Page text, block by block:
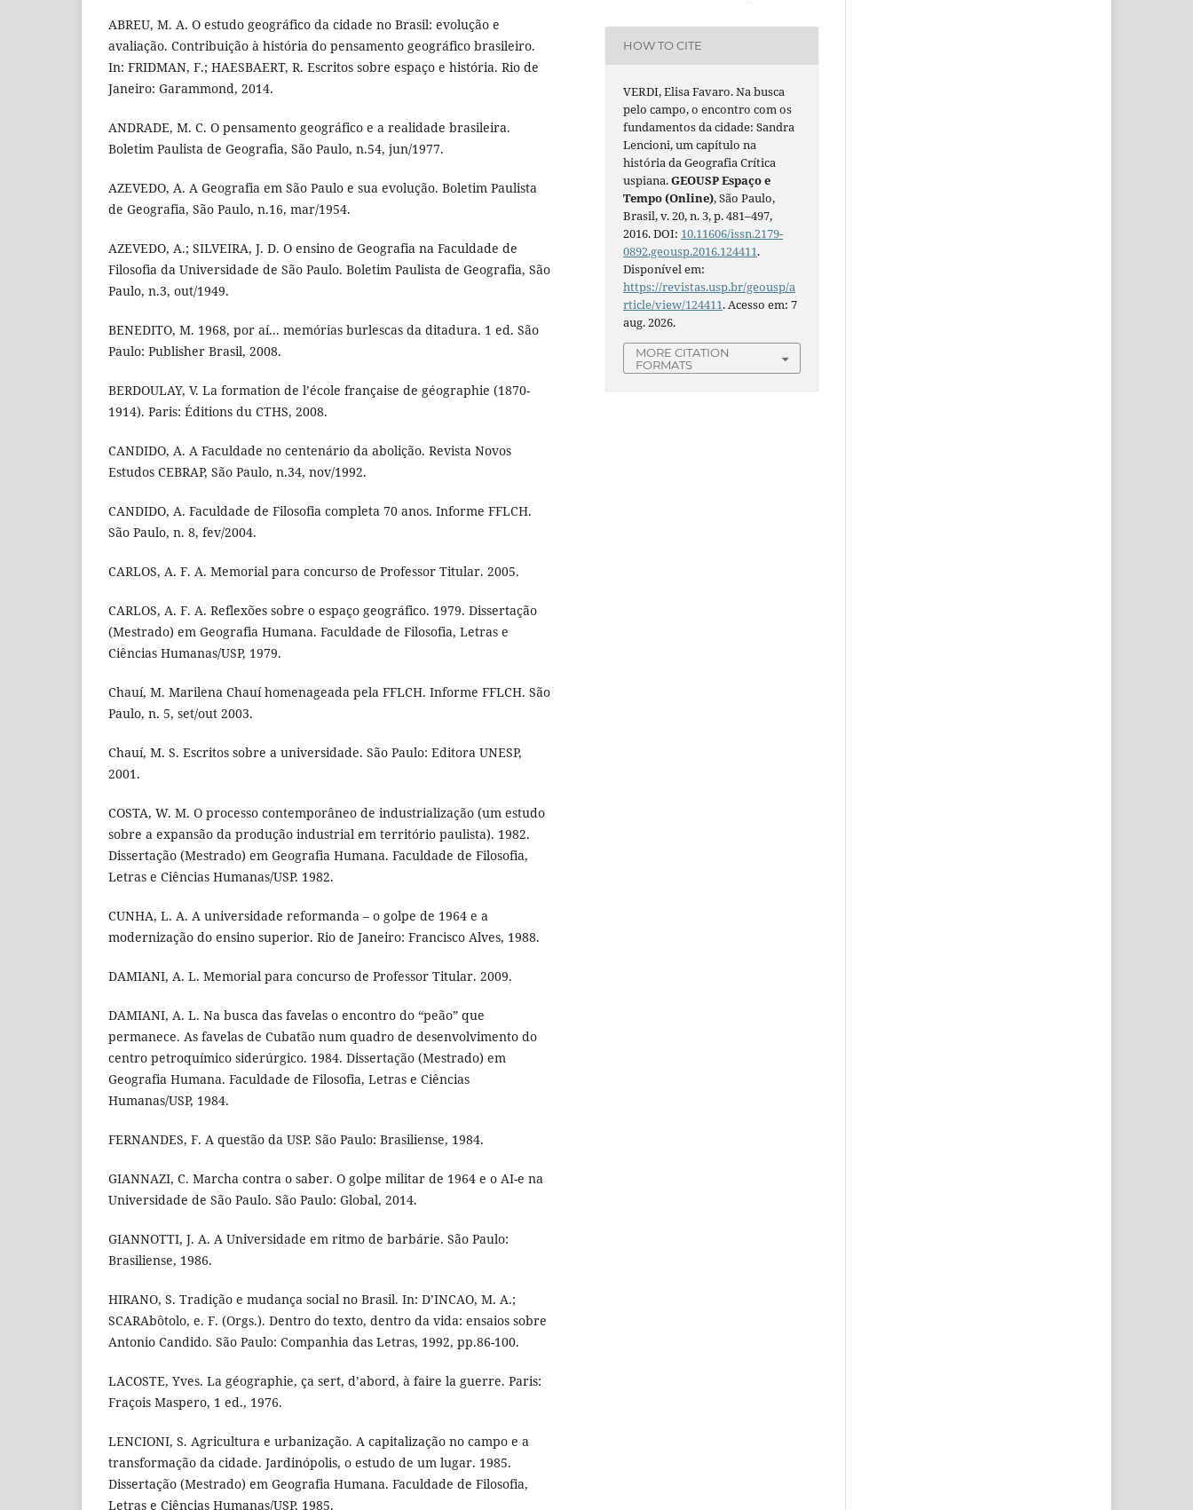
ABREU, M. A. O estudo geográfico da cidade no Brasil: evolução e
avaliação. Contribuição à história do pensamento geográfico brasileiro.
In: FRIDMAN, F.; HAESBAERT, R. Escritos sobre espaço e história. Rio de
Janeiro: Garammond, 2014.
ANDRADE, M. C. O pensamento geográfico e a realidade brasileira.
Boletim Paulista de Geografia, São Paulo, n.54, jun/1977.
AZEVEDO, A. A Geografia em São Paulo e sua evolução. Boletim Paulista
de Geografia, São Paulo, n.16, mar/1954.
AZEVEDO, A.; SILVEIRA, J. D. O ensino de Geografia na Faculdade de
Filosofia da Universidade de São Paulo. Boletim Paulista de Geografia, São
Paulo, n.3, out/1949.
BENEDITO, M. 1968, por aí... memórias burlescas da ditadura. 1 ed. São
Paulo: Publisher Brasil, 2008.
BERDOULAY, V. La formation de l’école française de géographie (1870-
1914). Paris: Éditions du CTHS, 2008.
CANDIDO, A. A Faculdade no centenário da abolição. Revista Novos
Estudos CEBRAP, São Paulo, n.34, nov/1992.
CANDIDO, A. Faculdade de Filosofia completa 70 anos. Informe FFLCH.
São Paulo, n. 8, fev/2004.
CARLOS, A. F. A. Memorial para concurso de Professor Titular. 2005.
CARLOS, A. F. A. Reflexões sobre o espaço geográfico. 1979. Dissertação
(Mestrado) em Geografia Humana. Faculdade de Filosofia, Letras e
Ciências Humanas/USP, 1979.
Chauí, M. Marilena Chauí homenageada pela FFLCH. Informe FFLCH. São
Paulo, n. 5, set/out 2003.
Chauí, M. S. Escritos sobre a universidade. São Paulo: Editora UNESP,
2001.
COSTA, W. M. O processo contemporâneo de industrialização (um estudo
sobre a expansão da produção industrial em território paulista). 1982.
Dissertação (Mestrado) em Geografia Humana. Faculdade de Filosofia,
Letras e Ciências Humanas/USP. 1982.
CUNHA, L. A. A universidade reformanda – o golpe de 1964 e a
modernização do ensino superior. Rio de Janeiro: Francisco Alves, 1988.
DAMIANI, A. L. Memorial para concurso de Professor Titular. 2009.
DAMIANI, A. L. Na busca das favelas o encontro do “peão” que
permanece. As favelas de Cubatão num quadro de desenvolvimento do
centro petroquímico siderúrgico. 1984. Dissertação (Mestrado) em
Geografia Humana. Faculdade de Filosofia, Letras e Ciências
Humanas/USP, 1984.
FERNANDES, F. A questão da USP. São Paulo: Brasiliense, 1984.
GIANNAZI, C. Marcha contra o saber. O golpe militar de 1964 e o AI-e na
Universidade de São Paulo. São Paulo: Global, 2014.
GIANNOTTI, J. A. A Universidade em ritmo de barbárie. São Paulo:
Brasiliense, 1986.
HIRANO, S. Tradição e mudança social no Brasil. In: D’INCAO, M. A.;
SCARAbôtolo, e. F. (Orgs.). Dentro do texto, dentro da vida: ensaios sobre
Antonio Candido. São Paulo: Companhia das Letras, 1992, pp.86-100.
LACOSTE, Yves. La géographie, ça sert, d’abord, à faire la guerre. Paris:
Fraçois Maspero, 1 ed., 1976.
LENCIONI, S. Agricultura e urbanização. A capitalização no campo e a
transformação da cidade. Jardinópolis, o estudo de um lugar. 1985.
Dissertação (Mestrado) em Geografia Humana. Faculdade de Filosofia,
Letras e Ciências Humanas/USP, 1985.
HOW TO CITE
VERDI, Elisa Favaro. Na busca
pelo campo, o encontro com os
fundamentos da cidade: Sandra
Lencioni, um capítulo na
história da Geografia Crítica
uspiana.GEOUSP Espaço e
Tempo (Online), São Paulo,
Brasil, v. 20, n. 3, p. 481–497,
2016. DOI: 10.11606/issn.2179-
0892.geousp.2016.124411.
Disponível em:
https://revistas.usp.br/geousp/a
rticle/view/124411. Acesso em: 7
aug. 2026.
MORE CITATION
FORMATS